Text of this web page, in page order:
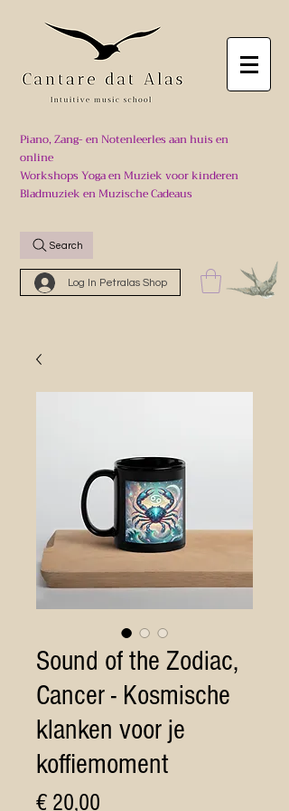
Piano, Zang- en Notenleerles aan huis en
online
Workshops Yoga en Muziek voor kinderen
Bladmuziek en Muzische Cadeaus
Search
Log In Petralas Shop
Sound of the Zodiac,
Cancer - Kosmische
klanken voor je
koffiemoment
€ 20,00